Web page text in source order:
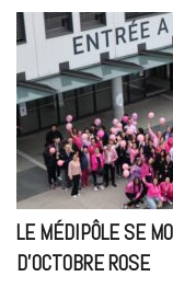
LE MÉDIPÔLE SE
D’OCTOBRE ROSE